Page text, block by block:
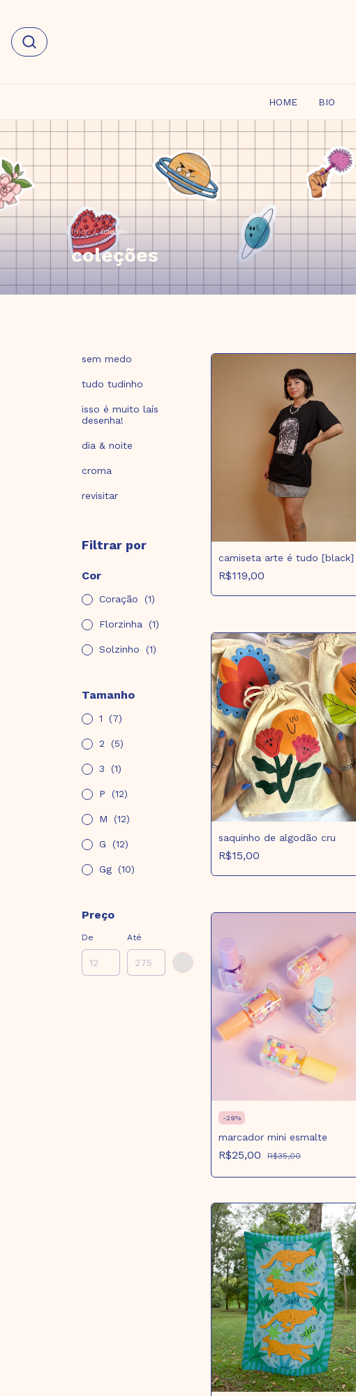
HOME BIO
Início / coleções
coleções
sem medo
tudo tudinho
isso é muito laís
desenha!
dia & noite
croma
revisitar
Filtrar por
Cor
Coração (1)
Florzinha (1)
Solzinho (1)
Tamanho
1 (7)
2 (5)
3 (1)
P (12)
M (12)
G (12)
Gg (10)
Preço
De Até
camiseta arte é tudo [black]
R$119,00
saquinho de algodão cru
R$15,00
-29%
marcador mini esmalte
R$25,00 R$35,00